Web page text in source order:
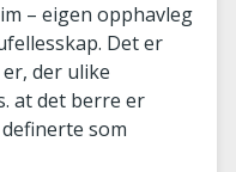
– eigen opphavleg
Det er
der ulike
at det berre er
som